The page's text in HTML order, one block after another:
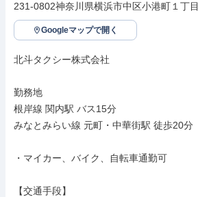
231-0802神奈川県横浜市中区小港町１丁
Googleマップで開く
北斗タクシー株式会社
勤務地
根岸線 関内駅 バス15分
みなとみらい線 元町・中華街駅 徒歩20分
・マイカー、バイク、自転車通勤可
【交通手段】